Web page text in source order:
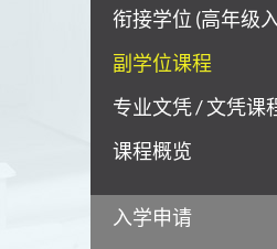
衔接学位 (高年级
副学位课程
专业文凭 / 文凭课
课程概览
入学申请